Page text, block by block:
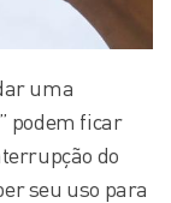
uma
podem ficar
do
seu uso para